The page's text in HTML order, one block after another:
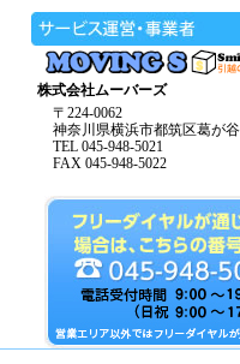
株式会社ムーバーズ
〒224-0062
神奈川県横浜市都筑区葛が
TEL 045-948-5021
FAX 045-948-5022